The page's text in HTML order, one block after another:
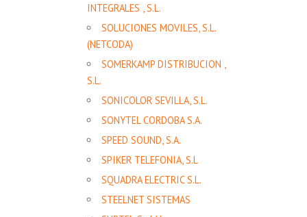
INTEGRALES , S.L.
SOLUCIONES MOVILES, S.L.
(NETCODA)
SOMERKAMP DISTRIBUCION ,
S.L.
SONICOLOR SEVILLA, S.L.
SONYTEL CORDOBA S.A.
SPEED SOUND, S.A.
SPIKER TELEFONIA, S.L
SQUADRA ELECTRIC S.L.
STEELNET SISTEMAS